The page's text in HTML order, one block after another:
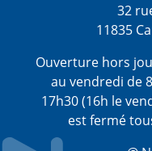
32
11835
Ouverture hors
au vendredi de
17h30 (16h le
est fermé